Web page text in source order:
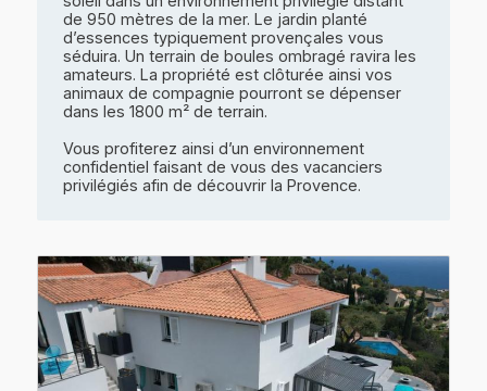
de 950 mètres de la mer. Le jardin planté
d’essences typiquement provençales vous
séduira. Un terrain de boules ombragé ravira les
amateurs. La propriété est clôturée ainsi vos
animaux de compagnie pourront se dépenser
dans les 1800 m² de terrain.
Vous profiterez ainsi d’un environnement
confidentiel faisant de vous des vacanciers
privilégiés afin de découvrir la Provence.